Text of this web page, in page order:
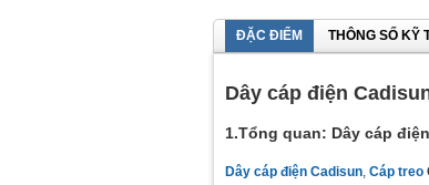
ĐẶC ĐIỂM THÔNG SỐ KỸ
Dây cáp điện
1.Tổng quan: Dây cáp
Dây cáp điện Cadisun, Cáp treo